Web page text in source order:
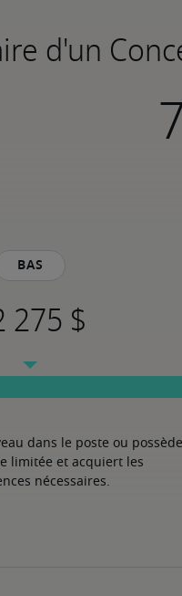
d'un
Bas
dans le poste ou possède
limitée et acquiert les
nécessaires.